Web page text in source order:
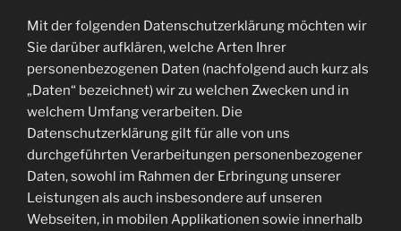
Mit der folgenden Datenschutzerklärung möchten wir
Sie darüber aufklären, welche Arten Ihrer
personenbezogenen Daten (nachfolgend auch kurz als
„Daten“ bezeichnet) wir zu welchen Zwecken und in
welchem Umfang verarbeiten. Die
Datenschutzerklärung gilt für alle von uns
durchgeführten Verarbeitungen personenbezogener
Daten, sowohl im Rahmen der Erbringung unserer
Leistungen als auch insbesondere auf unseren
Webseiten, in mobilen Applikationen sowie innerhalb